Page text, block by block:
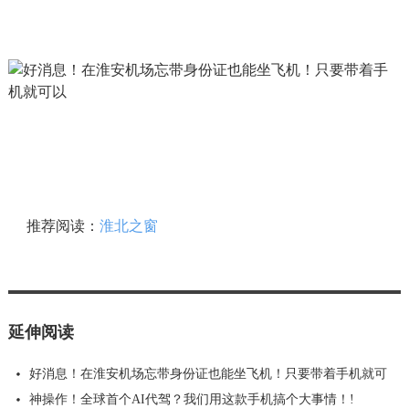
推荐阅读： 淮北之窗
延伸阅读
好消息！在淮安机场忘带身份证也能坐飞机！只要带着手机就可
神操作！全球首个AI代驾？我们用这款手机搞个大事情！!